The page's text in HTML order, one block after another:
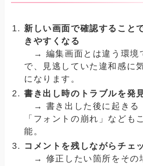
新しい画面で確認すること
きやすくなる
→ 編集画面とは違う環境
で、見逃していた違和感に
になります。
書き出し時のトラブルを発
→ 書き出した後に起きる
「フォントの崩れ」なども
能。
コメントを残しながらチェ
→ 修正したい箇所をその